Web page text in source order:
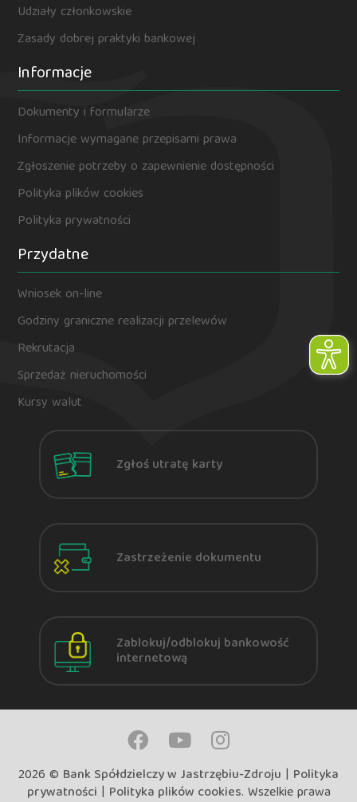
Udziały członkowskie
Zasady dobrej praktyki bankowej
Informacje
Dokumenty i formularze
Informacje wymagane przepisami prawa
Zgłoszenie potrzeby o zapewnienie dostępności
Polityka plików cookies
Polityka prywatności
Przydatne
Wniosek on-line
Godziny graniczne realizacji przelewów
Rekrutacja
Sprzedaż nieruchomości
Kursy walut
Zgłoś utratę karty
Zastrzeżenie dokumentu
Zablokuj/odblokuj bankowość
internetową
2026 © Bank Spółdzielczy w Jastrzębiu-Zdroju | Polityka
prywatności | Polityka plików cookies. Wszelkie prawa